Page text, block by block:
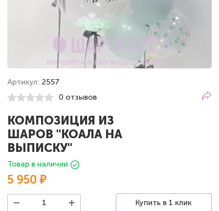
Артикул: 2557
0 отзывов
КОМПОЗИЦИЯ ИЗ
ШАРОВ "КОАЛА НА
ВЫПИСКУ"
Товар в наличии
5 950 ₽
Купить в 1 клик